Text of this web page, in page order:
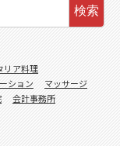
検索
リア料理
ション
マッサージ
会計事務所